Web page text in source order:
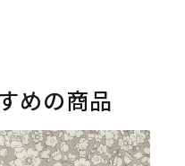
めの商品